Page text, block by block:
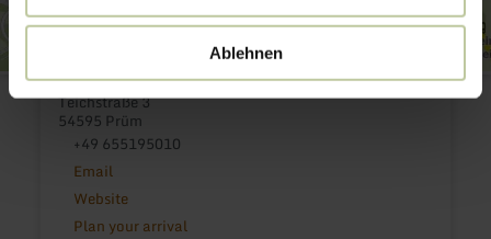
Ablehnen
Fleischerei Tix
Teichstraße 3
54595 Prüm
+49 655195010
Email
Website
Plan your arrival